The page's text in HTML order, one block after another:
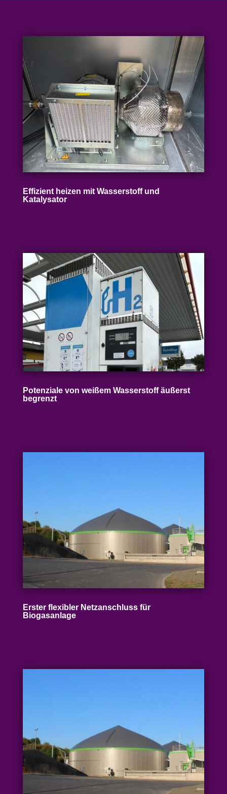
Effizient heizen mit Wasser­stoff und
Katalysator
Poten­ziale von weißem Wasser­stoff äußerst
begrenzt
Erster flexibler Netz­an­schluss für
Biogasanlage